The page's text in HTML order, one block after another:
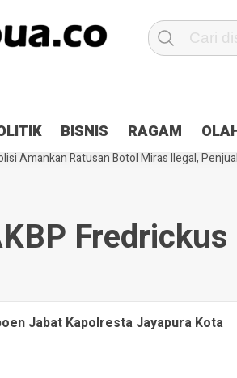
BISNIS RAGAM
Patroli 2×24 jam di Kota Jayapura
5 Sentani Terbakar
Hibah Pilkada
Amankan Ratusan Botol Miras Ilegal,
Jabat Kapolresta Jayapura Kota